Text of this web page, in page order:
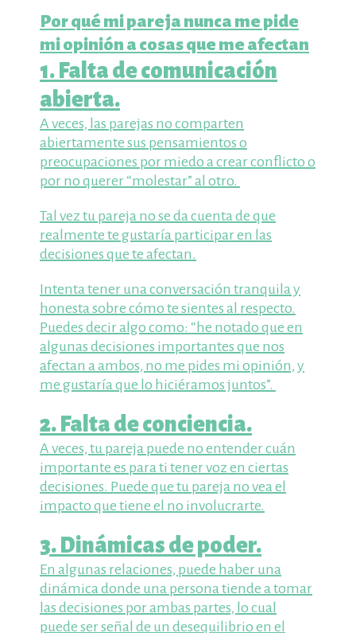
Por qué mi pareja nunca me pide
mi opinión a cosas que me afectan
1. Falta de comunicación
abierta.
A veces, las parejas no comparten
abiertamente sus pensamientos o
preocupaciones por miedo a crear conflicto o
por no querer “molestar” al otro.
Tal vez tu pareja no se da cuenta de que
realmente te gustaría participar en las
decisiones que te afectan.
Intenta tener una conversación tranquila y
honesta sobre cómo te sientes al respecto.
Puedes decir algo como: “he notado que en
algunas decisiones importantes que nos
afectan a ambos, no me pides mi opinión, y
me gustaría que lo hiciéramos juntos”.
2. Falta de conciencia.
A veces, tu pareja puede no entender cuán
importante es para ti tener voz en ciertas
decisiones. Puede que tu pareja no vea el
impacto que tiene el no involucrarte.
3. Dinámicas de poder.
En algunas relaciones, puede haber una
dinámica donde una persona tiende a tomar
las decisiones por ambas partes, lo cual
puede ser señal de un desequilibrio en el